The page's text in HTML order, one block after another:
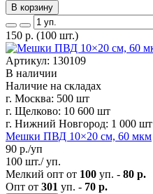
В корзину
150 р. (100 шт.)
Артикул: 130109
В наличии
Наличие на складах
г. Москва: 500 шт
г. Щелково: 10 600 шт
г. Нижний Новгород: 1 000 шт
Мешки ПВД 10×20 см, 60 мкм
90 р./уп
100 шт./ уп.
Мелкий опт от 100 уп. - 80 р.
Опт от 301 уп. - 70 р.